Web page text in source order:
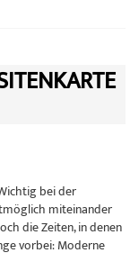
bei der
miteinander
die Zeiten, in denen
vorbei: Moderne